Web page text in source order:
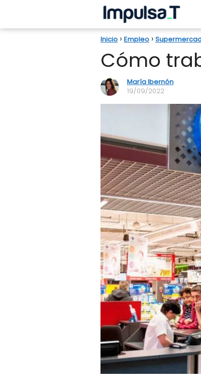
Inicio Empleo
Cómo
María Ibernón
19/09/2022